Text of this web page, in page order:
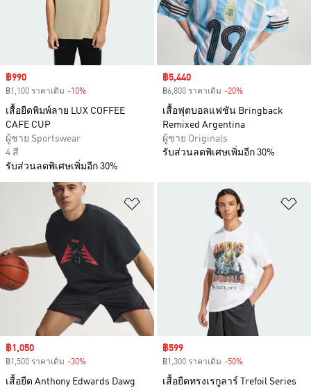
Sale price
฿990
฿1,100 ราคาเดิม -10%
เสื้อยืดพิมพ์ลาย LUX COFFEE
CAFE CUP
ผู้ชาย Sportswear
4 สี
รับส่วนลดพิเศษเพิ่มอีก 30%
Sale price
฿5,440
฿6,800 ราคาเดิม -20%
เสื้อฟุตบอลแฟชัน Bringback
Remixed Argentina
ผู้ชาย Originals
รับส่วนลดพิเศษเพิ่มอีก 30%
เพิ่มไปยังรายการสินค้าโปรด
Sale price
฿1,050
฿1,500 ราคาเดิม -30%
เสื้อยืด Anthony Edwards Dawg
Sale price
฿599
฿1,300 ราคาเดิม -50%
เสื้อยืดทรงเรกูลาร์ Trefoil Series